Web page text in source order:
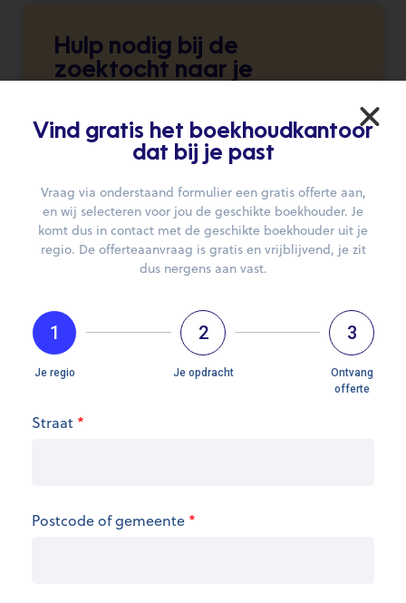
Hulp nodig bij de
zoektocht naar je
Wij brengen je graag in contact.
DIEN JE AANVRAAG IN
Openingsuren
We hebben op dit moment geen informatie over
Vind gratis het boekhoudkantoor
dat bij je past
Vraag via onderstaand formulier een gratis offerte aan,
en wij selecteren voor jou de geschikte boekhouder. Je
komt dus in contact met de geschikte boekhouder uit je
regio. De offerteaanvraag is gratis en vrijblijvend, je zit
dus nergens aan vast.
1 2 3
Straat *
Postcode of gemeente *